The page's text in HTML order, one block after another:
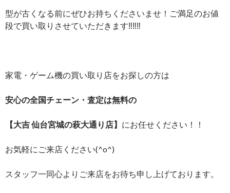
型が古くなる前にぜひお持ちくださいませ！ご満足のお値
段で買い取りさせていただきます‼‼‼
家電・ゲーム機の買い取り店をお探しの方は
安心の全国チェーン・査定は無料の
【大吉 仙台宮城の萩大通り店】 にお任せください！！
お気軽にご来店ください(^o^)
スタッフ一同心よりご来店をお待ち申し上げております。